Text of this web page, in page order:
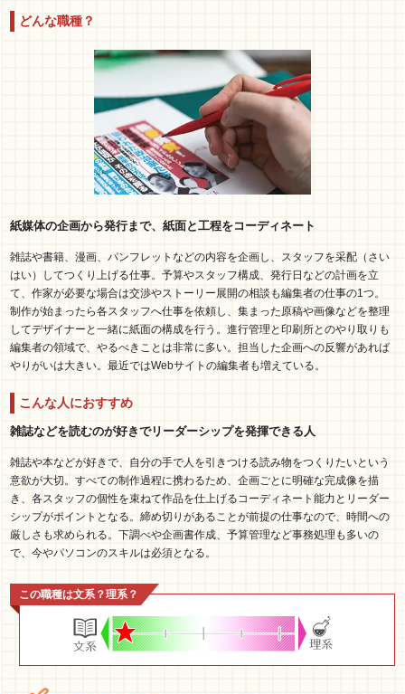
どんな職種？
紙媒体の企画から発行まで、紙面と工程をコーディネート
雑誌や書籍、漫画、パンフレットなどの内容を企画し、スタッフを采配（さい
はい）してつくり上げる仕事。予算やスタッフ構成、発行日などの計画を立
て、作家が必要な場合は交渉やストーリー展開の相談も編集者の仕事の1つ。
制作が始まったら各スタッフへ仕事を依頼し、集まった原稿や画像などを整理
してデザイナーと一緒に紙面の構成を行う。進行管理と印刷所とのやり取りも
編集者の領域で、やるべきことは非常に多い。担当した企画への反響があれば
やりがいは大きい。最近ではWebサイトの編集者も増えている。
こんな人におすすめ
雑誌などを読むのが好きでリーダーシップを発揮できる人
雑誌や本などが好きで、自分の手で人を引きつける読み物をつくりたいという
意欲が大切。すべての制作過程に携わるため、企画ごとに明確な完成像を描
き、各スタッフの個性を束ねて作品を仕上げるコーディネート能力とリーダー
シップがポイントとなる。締め切りがあることが前提の仕事なので、時間への
厳しさも求められる。下調べや企画書作成、予算管理など事務処理も多いの
で、今やパソコンのスキルは必須となる。
この職種は文系？理系？